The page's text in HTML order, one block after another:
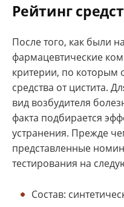
Рейтинг
После того, как были
фармацевтические
критерии, по которым
средства от цистита.
вид возбудителя
факта подбирается
устранения. Прежде
представленные
тестирования на
Состав: